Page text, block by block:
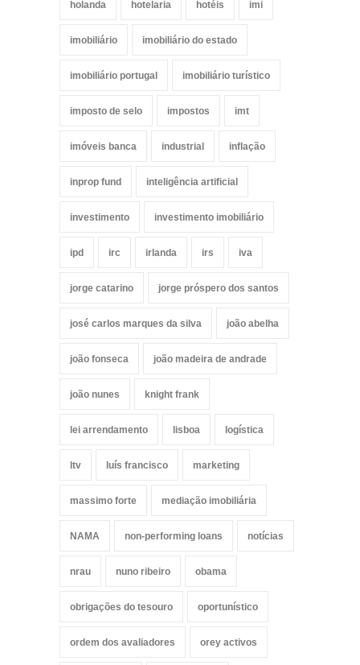
holanda hotelaria hotéis imi
imobiliário imobiliário do estado
imobiliário portugal imobiliário turístico
imposto de selo impostos imt
imóveis banca industrial inflação
inprop fund inteligência artificial
investimento investimento imobiliário
ipd irc irlanda irs iva
jorge catarino jorge próspero dos santos
josé carlos marques da silva joão abelha
joão fonseca joão madeira de andrade
joão nunes knight frank
lei arrendamento lisboa logística
ltv luís francisco marketing
massimo forte mediação imobiliária
NAMA non-performing loans notícias
nrau nuno ribeiro obama
obrigações do tesouro oportunístico
ordem dos avaliadores orey activos